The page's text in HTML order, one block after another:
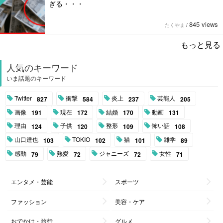
ぎる・・・
たくやま / 845 views
もっと見る
人気のキーワード
いま話題のキーワード
Twitter 827 衝撃 584 炎上 237 芸能人 205
画像 191 現在 172 結婚 170 動画 131
理由 124 子供 120 整形 109 怖い話 108
山口達也 103 TOKIO 102 猫 101 雑学 89
感動 79 熱愛 72 ジャニーズ 72 女性 71
エンタメ・芸能 スポーツ
ファッション 美容・ケア
おでかけ・旅行 グルメ